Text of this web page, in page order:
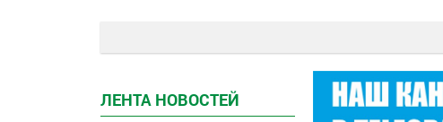
ЛЕНТА НОВОСТЕЙ